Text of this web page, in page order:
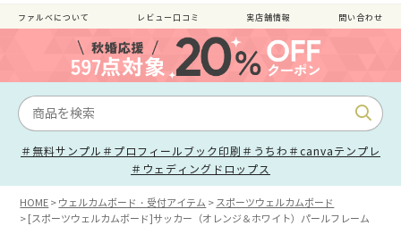
ファルべについて レビュー口コミ 実店舗情報 問い合わせ
＃無料サンプル ＃プロフィールブック印刷 ＃うちわ ＃canvaテンプレ
＃ウェディングドロップス
HOME ウェルカムボード・受付アイテム
スポーツウェルカムボード
[スポーツウェルカムボード]サッカー（オレンジ＆ホワイト）パールフレーム